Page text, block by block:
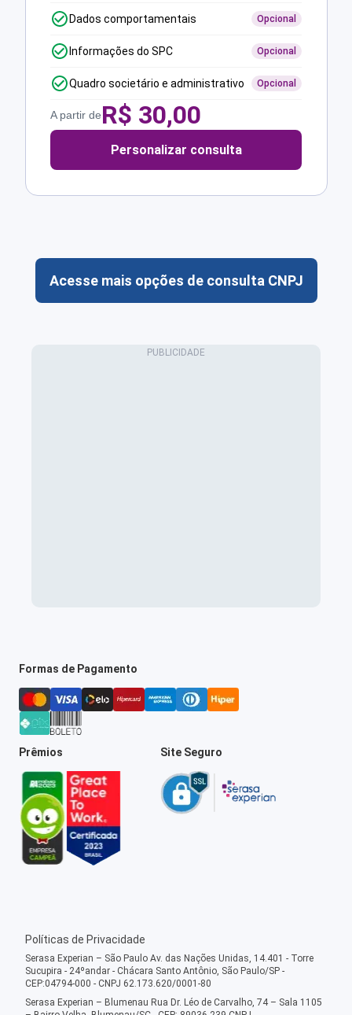
Dados comportamentais Opcional
Informações do SPC Opcional
Quadro societário e administrativo Opcional
A partir deR$ 30,00
Personalizar consulta
Acesse mais opções de consulta CNPJ
Formas de Pagamento
Prêmios Site Seguro
Políticas de Privacidade
Serasa Experian – São Paulo Av. das Nações Unidas, 14.401 - Torre
Sucupira - 24ºandar - Chácara Santo Antônio, São Paulo/SP -
CEP:04794-000 - CNPJ 62.173.620/0001-80
Serasa Experian – Blumenau Rua Dr. Léo de Carvalho, 74 – Sala 1105